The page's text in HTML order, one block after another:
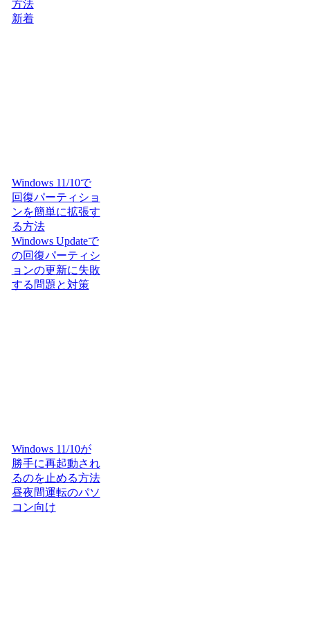
方法
新着
Windows 11/10で
回復パーティショ
ンを簡単に拡張す
る方法
Windows Updateで
の回復パーティシ
ョンの更新に失敗
する問題と対策
Windows 11/10が
勝手に再起動され
るのを止める方法
昼夜間運転のパソ
コン向け